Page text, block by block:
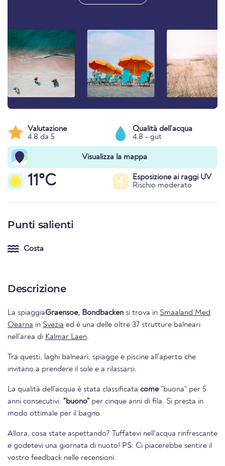
Valutazione
4.8 da 5
Qualità dell'acqua
4.8 - gut
Visualizza la mappa
11°C 4
Esposizione ai raggi UV
Rischio moderato
Punti salienti
Costa
Descrizione
La spiaggiaGraensoe, Bondbacken si trova in Smaaland Med
Oearna in Svezia ed è una delle oltre 37 strutture balneari
nell'area di Kalmar Laen.
Tra questi, laghi balneari, spiagge e piscine all'aperto che
invitano a prendere il sole e a rilassarsi.
La qualità dell'acqua è stata classificata come "buona" per 5
anni consecutivi. "buono" per cinque anni di fila. Si presta in
modo ottimale per il bagno.
Allora, cosa state aspettando? Tuffatevi nell'acqua rinfrescante
e godetevi una giornata di nuoto! PS: Ci piacerebbe sentire il
vostro feedback nelle recensioni.